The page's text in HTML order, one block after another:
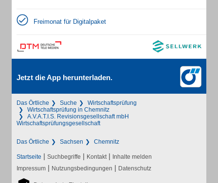
Freimonat für Digitalpaket
Jetzt die App herunterladen.
Das Örtliche Suche
Wirtschaftsprüfung
Wirtschaftsprüfung in Chemnitz
A.V.A.T.I.S. Revisionsgesellschaft mbH
Wirtschaftsprüfungsgesellschaft
Das Örtliche Sachsen Chemnitz
Startseite | Suchbegriffe | Kontakt | Inhalte melden
Impressum | Nutzungsbedingungen | Datenschutz